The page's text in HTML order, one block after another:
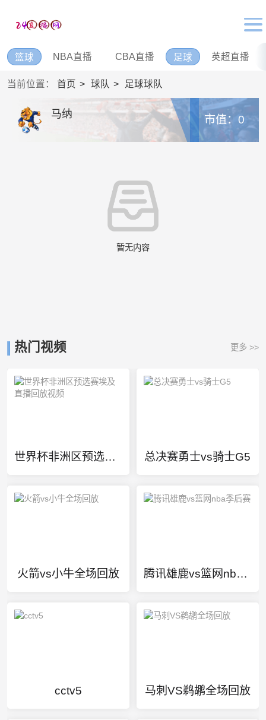
篮球 NBA直播 CBA直播 足球 英超直播
当前位置： 首页 球队 足球球队
马纳 市值：0
暂无内容
热门视频 更多 >>
世界杯非洲区预选赛埃及直播回放视频 总决赛勇士vs骑士G5
火箭vs小牛全场回放 腾讯雄鹿vs篮网nba季后赛
cctv5 马刺VS鹈鹕全场回放